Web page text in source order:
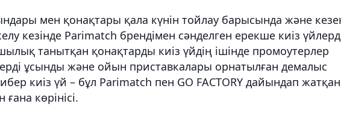
мен қонақтары қала күнін тойлау барысында және
кезінде Parimatch брендімен сәнделген ерекше киіз
танытқан қонақтарды киіз үйдің ішінде промоутерлер
ұсынды және ойын приставкалары орнатылған демалыс
киіз үй – бұл Parimatch пен GO FACTORY дайындап жатқан
көрінісі.